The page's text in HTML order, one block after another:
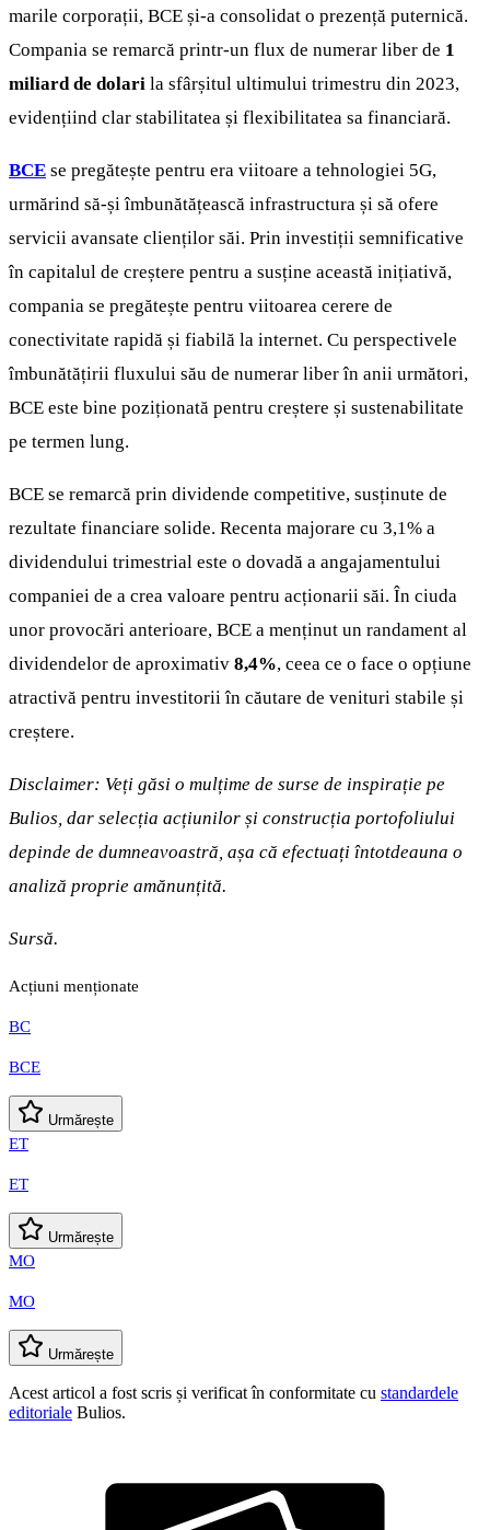
marile corporații, BCE și-a consolidat o prezență puternică.
Compania se remarcă printr-un flux de numerar liber de 1
miliard de dolari la sfârșitul ultimului trimestru din 2023,
evidențiind clar stabilitatea și flexibilitatea sa financiară.
BCE se pregătește pentru era viitoare a tehnologiei 5G,
urmărind să-și îmbunătățească infrastructura și să ofere
servicii avansate clienților săi. Prin investiții semnificative
în capitalul de creștere pentru a susține această inițiativă,
compania se pregătește pentru viitoarea cerere de
conectivitate rapidă și fiabilă la internet. Cu perspectivele
îmbunătățirii fluxului său de numerar liber în anii următori,
BCE este bine poziționată pentru creștere și sustenabilitate
pe termen lung.
BCE se remarcă prin dividende competitive, susținute de
rezultate financiare solide. Recenta majorare cu 3,1% a
dividendului trimestrial este o dovadă a angajamentului
companiei de a crea valoare pentru acționarii săi. În ciuda
unor provocări anterioare, BCE a menținut un randament al
dividendelor de aproximativ 8,4%, ceea ce o face o opțiune
atractivă pentru investitorii în căutare de venituri stabile și
creștere.
Disclaimer: Veți găsi o mulțime de surse de inspirație pe
Bulios, dar selecția acțiunilor și construcția portofoliului
depinde de dumneavoastră, așa că efectuați întotdeauna o
analiză proprie amănunțită.
Sursă.
Acțiuni menționate
BC
BCE
Urmărește
ET
ET
Urmărește
MO
MO
Urmărește
Acest articol a fost scris și verificat în conformitate cu standardele
editoriale Bulios.